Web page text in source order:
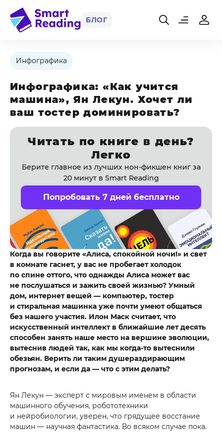
БЛОГ
Инфографика
Инфографика: «Как учится
машина», Ян Лекун. Хочет ли
ваш тостер доминировать?
Читать по книге в день?
Легко
Берите главное из лучших нон-фикшен книг за
20 минут в Smart Reading
Попробовать 7 дней бесплатно
Когда вы говорите «Алиса, спокойной ночи!» и свет
в комнате гаснет, у вас не пробегает холодок
по спине оттого, что однажды Алиса может вас
не послушаться и зажить своей жизнью? Умный
дом, интернет вещей — компьютер, тостер
и стиральная машинка уже почти умеют общаться
без нашего участия. Илон Маск считает, что
искусственный интеллект в ближайшие лет десять
способен занять наше место на вершине эволюции,
вытеснив людей так, как мы когда-то вытеснили
обезьян. Верить ли таким душераздирающим
прогнозам, и если да — что с этим делать?
Ян Лекун — эксперт с мировым именем в области
машинного обучения, робототехники
и нейробиологии, уверен, что грядущее восстание
машин — научная фантастика. Во всяком случае пока.